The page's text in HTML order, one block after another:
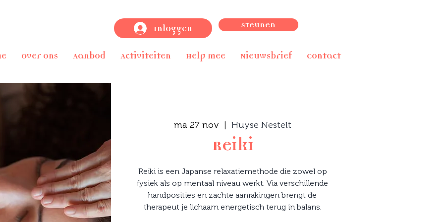
Inloggen Steunen
Over ons Aanbod Activiteiten Help mee Nieuwsbrief Contact
ma 27 nov
  |
Huyse Nestelt
Reiki
Reiki is een Japanse relaxatiemethode die zowel op
fysiek als op mentaal niveau werkt. Via verschillende
handposities en zachte aanrakingen brengt de
therapeut je lichaam energetisch terug in balans.